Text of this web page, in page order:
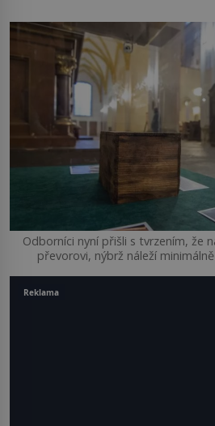
Odborníci nyní přišli s tvrzením, že
převorovi, nýbrž náleží
Reklama